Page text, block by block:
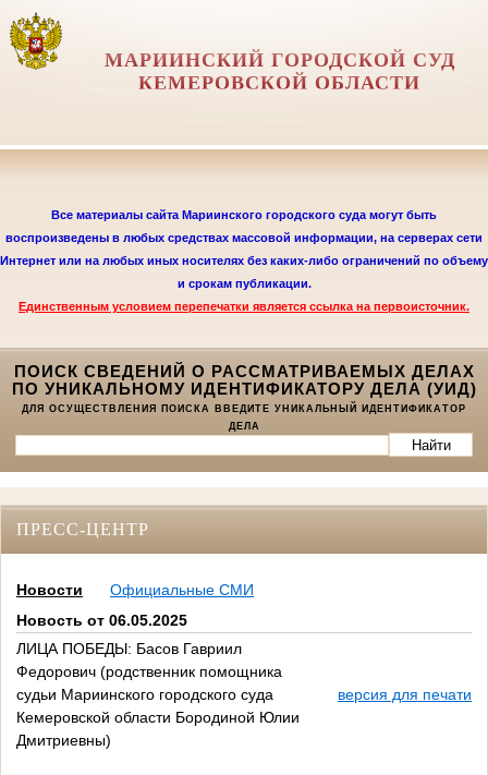
МАРИИНСКИЙ ГОРОДСКОЙ СУД
КЕМЕРОВСКОЙ ОБЛАСТИ
Все материалы сайта Мариинского городского суда могут быть
воспроизведены в любых средствах массовой информации, на серверах сети
Интернет или на любых иных носителях без каких-либо ограничений по объему
и срокам публикации.
Единственным условием перепечатки является ссылка на первоисточник.
ПОИСК СВЕДЕНИЙ О РАССМАТРИВАЕМЫХ ДЕЛАХ
ПО УНИКАЛЬНОМУ ИДЕНТИФИКАТОРУ ДЕЛА (УИД)
ДЛЯ ОСУЩЕСТВЛЕНИЯ ПОИСКА ВВЕДИТЕ УНИКАЛЬНЫЙ ИДЕНТИФИКАТОР
ДЕЛА
ПРЕСС-ЦЕНТР
Новости
Официальные СМИ
Новость от 06.05.2025
ЛИЦА ПОБЕДЫ: Басов Гавриил
Федорович (родственник помощника
судьи Мариинского городского суда
Кемеровской области Бородиной Юлии
Дмитриевны)
версия для печати